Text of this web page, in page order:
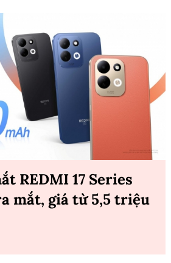
REDMI 17 Series
mắt, giá từ 5,5 triệu